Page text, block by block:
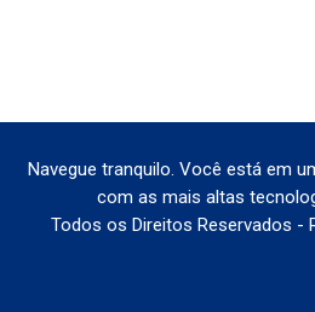
Navegue tranquilo. Você está em
com as mais altas
Todos os Direitos Reservados -